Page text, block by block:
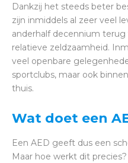
Dankzij het steeds beter
zijn inmiddels al zeer veel
anderhalf decennium terug
relatieve zeldzaamheid.
veel openbare
sportclubs, maar ook
thuis.
Wat doet een
Een AED geeft dus een
Maar hoe werkt dit